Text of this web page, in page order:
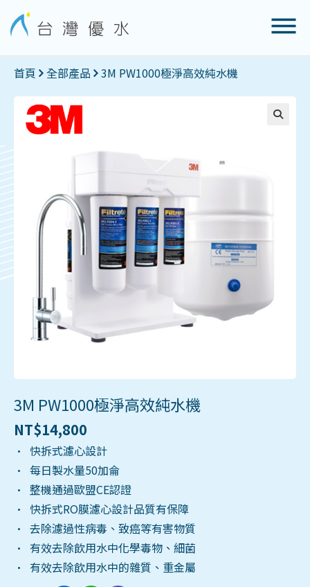
首頁 全部產品 3M PW1000極淨高效純水機
3M PW1000極淨高效純水機
NT$14,800
• 快拆式濾心設計
• 每日製水量50加侖
• 整機通過歐盟CE認證
• 快拆式RO膜濾心設計品質有保障
• 去除濾過性病毒、致癌等有害物質
• 有效去除飲用水中化學毒物、細菌
• 有效去除飲用水中的雜質、重金屬